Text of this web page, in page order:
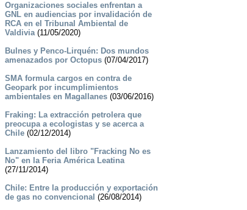
Organizaciones sociales enfrentan a
GNL en audiencias por invalidación de
RCA en el Tribunal Ambiental de
Valdivia(11/05/2020)
Bulnes y Penco-Lirquén: Dos mundos
amenazados por Octopus(07/04/2017)
SMA formula cargos en contra de
Geopark por incumplimientos
ambientales en Magallanes(03/06/2016)
Fraking: La extracción petrolera que
preocupa a ecologistas y se acerca a
Chile(02/12/2014)
Lanzamiento del libro "Fracking No es
No" en la Feria América Leatina
(27/11/2014)
Chile: Entre la producción y exportación
de gas no convencional (26/08/2014)